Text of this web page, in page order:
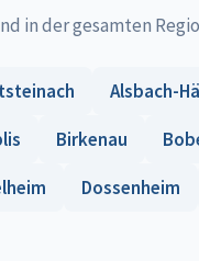
in der gesamten
Alsbach-
Birkenau
Dossenheim